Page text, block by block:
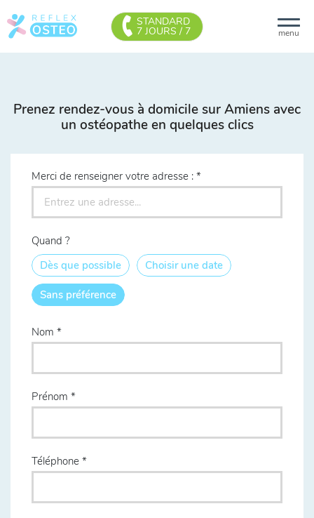
menu
STANDARD
7 JOURS / 7
Prenez rendez-vous à domicile sur Amiens avec
un ostéopathe en quelques clics
Merci de renseigner votre adresse :
Quand ?
Dès que possible
Choisir une date
Sans préférence
Nom
Prénom
Téléphone